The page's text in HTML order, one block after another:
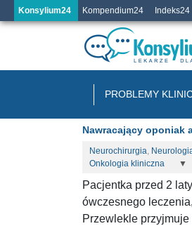
Konsylium24 Kompendium24 Indeks24
PROBLEMY
Nawracający oponiak
Neurochirurgia,
Onkologia kliniczna
▼
Pacjentka przed 2
ówczesnego
Przewlekle